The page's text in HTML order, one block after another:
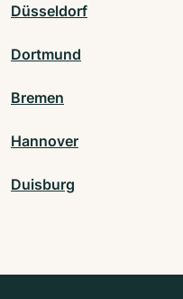
Düsseldorf
Dortmund
Bremen
Hannover
Duisburg